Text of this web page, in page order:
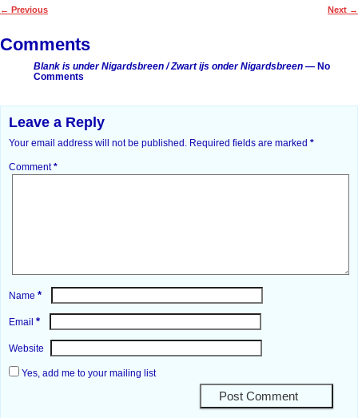
← Previous Next →
Comments
Blank is under Nigardsbreen / Zwart ijs onder Nigardsbreen — No
Comments
Leave a Reply
Your email address will not be published. Required fields are marked *
Comment*
Name *
Email *
Website
Yes, add me to your mailing list